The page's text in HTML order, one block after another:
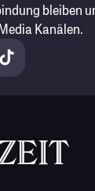
bleiben
Kanälen.